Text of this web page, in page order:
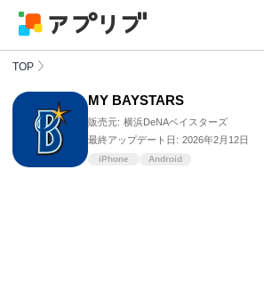
TOP
MY BAYSTARS
販売元: 横浜DeNAベイスターズ
最終アップデート日: 2026年2月12日
iPhone Android